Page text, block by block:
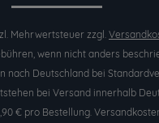
Mehrwertsteuer zzgl.
wenn nicht anders
nach Deutschland bei
bei Versand innerhalb
€ pro Bestellung.